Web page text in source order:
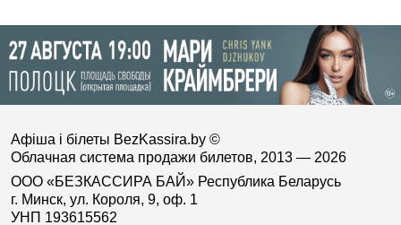
Афіша і білеты BezKassira.by ©
Облачная система продажи билетов, 2013 — 2026
ООО «БЕЗКАССИРА БАЙ» Республика Беларусь
г. Минск, ул. Короля, 9, оф. 1
УНП 193615562